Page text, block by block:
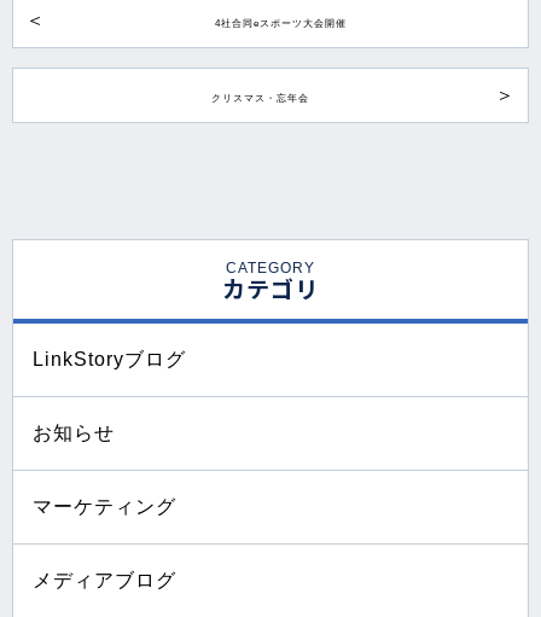
4社合同eスポーツ大会開催
クリスマス・忘年会
CATEGORY
カテゴリ
LinkStoryブログ
お知らせ
マーケティング
メディアブログ